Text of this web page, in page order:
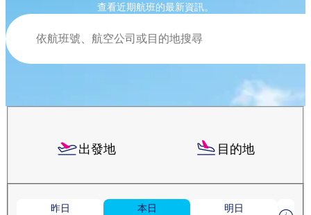
查看近期航班的最新資訊。
出發地 目的地
昨日 本日 明日